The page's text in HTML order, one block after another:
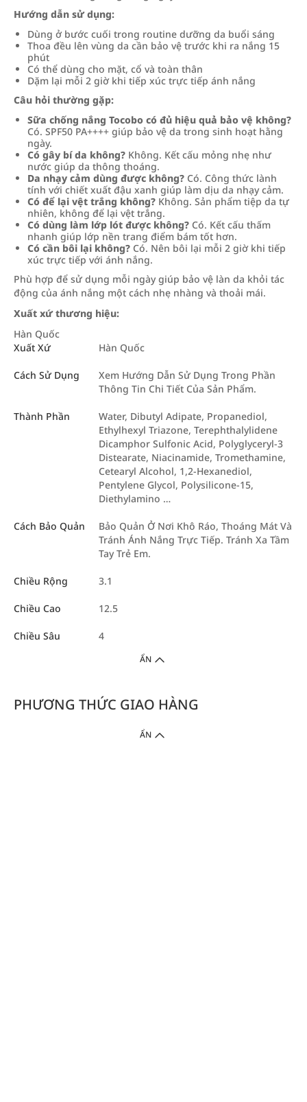
Hướng dẫn sử dụng:
Dùng ở bước cuối trong routine dưỡng da buổi sáng
Thoa đều lên vùng da cần bảo vệ trước khi ra nắng 15
phút
Có thể dùng cho mặt, cổ và toàn thân
Dặm lại mỗi 2 giờ khi tiếp xúc trực tiếp ánh nắng
Câu hỏi thường gặp:
Sữa chống nắng Tocobo có đủ hiệu quả bảo vệ không?
Có. SPF50 PA++++ giúp bảo vệ da trong sinh hoạt hằng
ngày.
Có gây bí da không? Không. Kết cấu mỏng nhẹ như
nước giúp da thông thoáng.
Da nhạy cảm dùng được không? Có. Công thức lành
tính với chiết xuất đậu xanh giúp làm dịu da nhạy cảm.
Có để lại vệt trắng không? Không. Sản phẩm tiệp da tự
nhiên, không để lại vệt trắng.
Có dùng làm lớp lót được không? Có. Kết cấu thấm
nhanh giúp lớp nền trang điểm bám tốt hơn.
Có cần bôi lại không? Có. Nên bôi lại mỗi 2 giờ khi tiếp
xúc trực tiếp với ánh nắng.
Phù hợp để sử dụng mỗi ngày giúp bảo vệ làn da khỏi tác
động của ánh nắng một cách nhẹ nhàng và thoải mái.
Xuất xứ thương hiệu:
Hàn Quốc
Xuất Xứ
Hàn Quốc
Cách Sử Dụng
Xem Hướng Dẫn Sử Dụng Trong Phần
Thông Tin Chi Tiết Của Sản Phẩm.
Thành Phần
Water, Dibutyl Adipate, Propanediol,
Ethylhexyl Triazone, Terephthalylidene
Dicamphor Sulfonic Acid, Polyglyceryl-3
Distearate, Niacinamide, Tromethamine,
Cetearyl Alcohol, 1,2-Hexanediol,
Pentylene Glycol, Polysilicone-15,
Diethylamino …
Cách Bảo Quản
Bảo Quản Ở Nơi Khô Ráo, Thoáng Mát Và
Tránh Ánh Nắng Trực Tiếp. Tránh Xa Tầm
Tay Trẻ Em.
Chiều Rộng 3.1
Chiều Cao 12.5
Chiều Sâu 4
ẨN
PHƯƠNG THỨC GIAO HÀNG
ẨN